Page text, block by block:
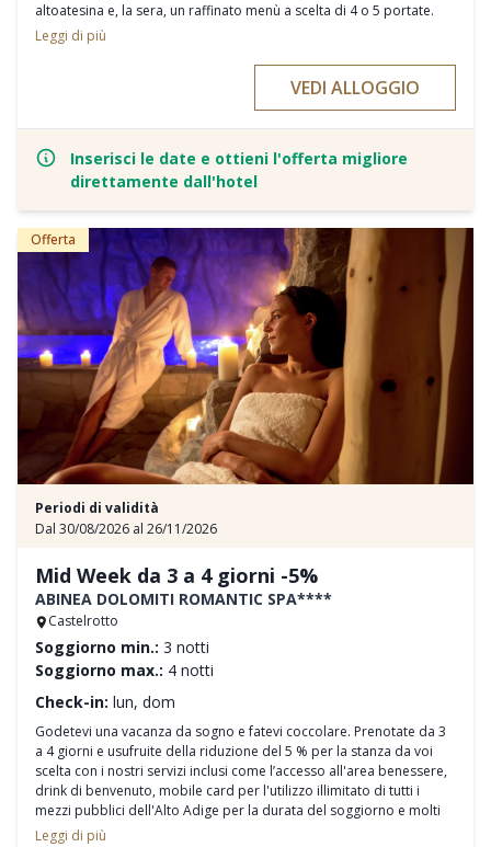
altoatesina e, la sera, un raffinato menù a scelta di 4 o 5 portate.
Programma Move & Balance – Oltre 40 attività settimanali per
corpo e mente.
2.500 m² di puro relax – Bad Moos TERMESANA con area Aqua,
Wellness & Beauty – Trattamenti cosmetici, bagni e massaggi (a
pagamento) e Medical Spa esclusiva.
E tanti altri servizi per rendere la vostra vacanza davvero
indimenticabile!
Leggi di più
VEDI ALLOGGIO
Inserisci le date e ottieni l'offerta migliore
direttamente dall'hotel
Offerta
Periodi di validità
Dal 30/08/2026 al 26/11/2026
Mid Week da 3 a 4 giorni -5%
ABINEA DOLOMITI ROMANTIC SPA****
Castelrotto
Soggiorno min.: 3 notti
Soggiorno max.: 4 notti
Check-in: lun, dom
Godetevi una vacanza da sogno e fatevi coccolare. Prenotate da 3
a 4 giorni e usufruite della riduzione del 5 % per la stanza da voi
scelta con i nostri servizi inclusi come l’accesso all'area benessere,
drink di benvenuto, mobile card per l'utilizzo illimitato di tutti i
mezzi pubblici dell'Alto Adige per la durata del soggiorno e molti
altri.
Leggi di più